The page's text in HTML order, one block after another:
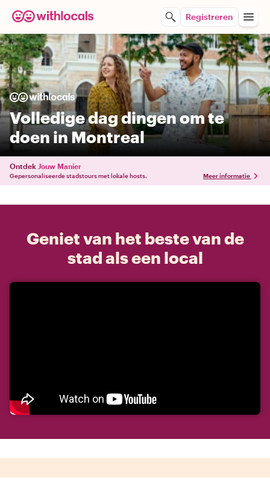
Registreren
Volledige dag dingen om te
doen in Montreal
Ontdek Jouw Manier
Gepersonaliseerde stadstours met lokale hosts. Meer informatie
Geniet van het beste van de
stad als een local